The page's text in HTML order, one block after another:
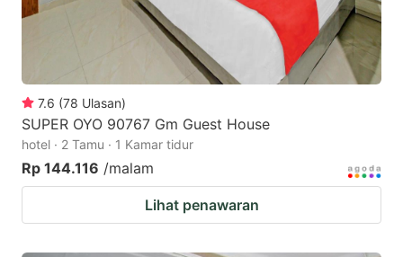
7.6 (78 Ulasan)
SUPER OYO 90767 Gm Guest House
hotel · 2 Tamu · 1 Kamar tidur
Rp 144.116 /malam
Lihat penawaran